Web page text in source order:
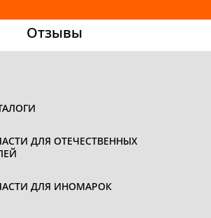
Отзывы
ДЛЯ ОТЕЧЕСТВЕННЫХ
ДЛЯ ИНОМАРОК